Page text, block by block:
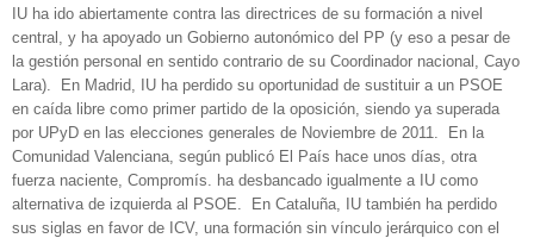
IU ha ido abiertamente contra las directrices de su formación a nivel
central, y ha apoyado un Gobierno autonómico del PP (y eso a pesar de
la gestión personal en sentido contrario de su Coordinador nacional, Cayo
Lara). En Madrid, IU ha perdido su oportunidad de sustituir a un PSOE
en caída libre como primer partido de la oposición, siendo ya superada
por UPyD en las elecciones generales de Noviembre de 2011. En la
Comunidad Valenciana, según publicó El País hace unos días, otra
fuerza naciente, Compromís. ha desbancado igualmente a IU como
alternativa de izquierda al PSOE. En Cataluña, IU también ha perdido
sus siglas en favor de ICV, una formación sin vínculo jerárquico con el